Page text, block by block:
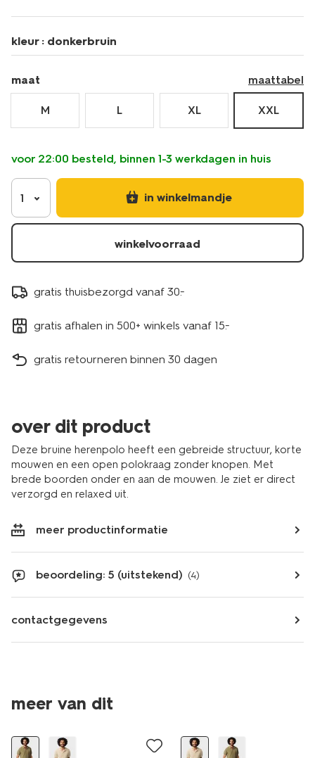
kleur : donkerbruin
maat maattabel
M L XL XXL
voor 22:00 besteld, binnen 1-3 werkdagen in huis
1 in winkelmandje
winkelvoorraad
gratis thuisbezorgd vanaf 30.-
gratis afhalen in 500+ winkels vanaf 15.-
gratis retourneren binnen 30 dagen
over dit product
Deze bruine herenpolo heeft een gebreide structuur, korte
mouwen en een open polokraag zonder knopen. Met
brede boorden onder en aan de mouwen. Je ziet er direct
verzorgd en relaxed uit.
meer productinformatie
beoordeling: 5 (uitstekend) (4)
contactgegevens
meer van dit